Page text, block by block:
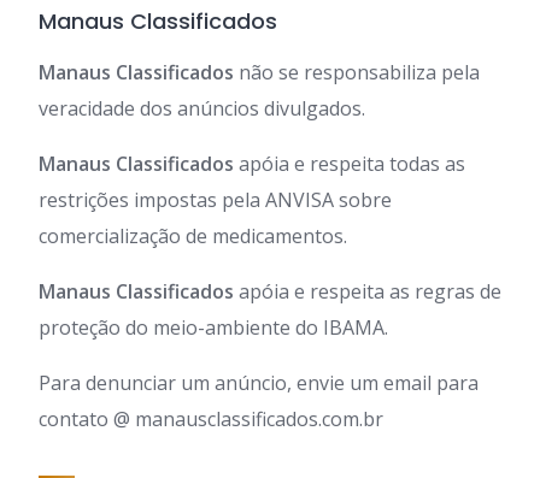
Manaus Classificados
Manaus Classificados não se responsabiliza pela
veracidade dos anúncios divulgados.
Manaus Classificados apóia e respeita todas as
restrições impostas pela ANVISA sobre
comercialização de medicamentos.
Manaus Classificados apóia e respeita as regras de
proteção do meio-ambiente do IBAMA.
Para denunciar um anúncio, envie um email para
contato @ manausclassificados.com.br